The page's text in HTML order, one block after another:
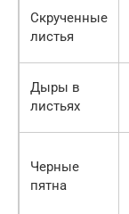
Скрученные
листья
Дыры в
листьях
Черные
пятна